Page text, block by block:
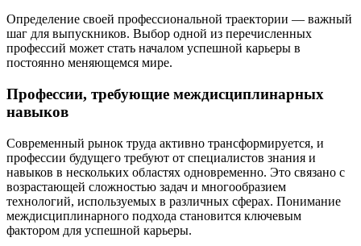
Определение своей профессиональной траектории — важный
шаг для выпускников. Выбор одной из перечисленных
профессий может стать началом успешной карьеры в
постоянно меняющемся мире.
Профессии, требующие междисциплинарных
навыков
Современный рынок труда активно трансформируется, и
профессии будущего требуют от специалистов знания и
навыков в нескольких областях одновременно. Это связано с
возрастающей сложностью задач и многообразием
технологий, используемых в различных сферах. Понимание
междисциплинарного подхода становится ключевым
фактором для успешной карьеры.